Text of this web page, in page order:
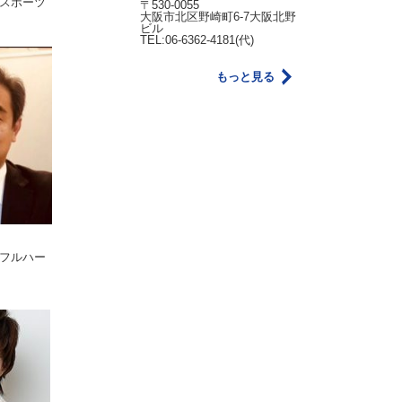
ルハー
〒530-0055
大阪市北区野崎町6-7大阪北野
ビル
TEL:06-6362-4181(代)
もっと見る